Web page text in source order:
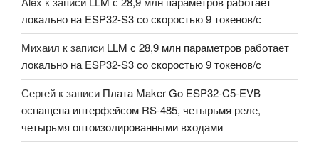
локально на ESP32-S3 со скоростью 9 токенов/с
Михаил к записи LLM с 28,9 млн параметров работает
локально на ESP32-S3 со скоростью 9 токенов/с
Сергей к записи Плата Maker Go ESP32-C5-EVB
оснащена интерфейсом RS-485, четырьмя реле,
четырьмя оптоизолированными входами